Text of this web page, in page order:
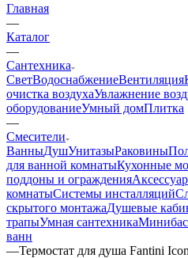
Главная
—
Каталог
—
Сантехника
СветВодоснабжениеВентиляция
очистка воздухаУвлажнение
оборудованиеУмный домПлитка
—
Смесители
ВанныДушУнитазыРаковины
для ванной комнатыКухонные
поддоны и ограждения
комнатыСистемы инсталляций
скрытого монтажаДушевые
трапыУмная сантехника
ванн
—Термостат для душа Fantini